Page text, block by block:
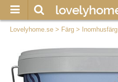
Lovelyhome.se > Färg > Inomhusfärg